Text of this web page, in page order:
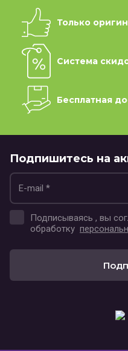
Только
Система
Бесплатная
Подпишитесь на
Подписываясь , вы
обработку